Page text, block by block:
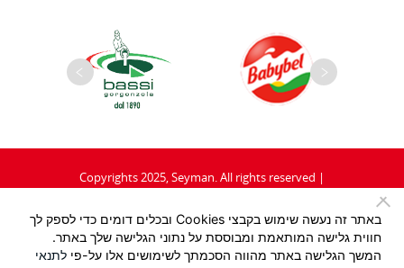
Copyrights 2025, Seyman. All rights reserved |
מדיניות פרטיות
Design: / Tzeela Levin Peled |
באתר זה נעשה שימוש בקבצי Cookies ובכלים דומים כדי לספק לך
חווית גלישה המותאמת ומבוססת על נתוני הגלישה שלך באתר.
המשך הגלישה באתר מהווה הסכמתך לשימושים אלו על-פי לתנאי